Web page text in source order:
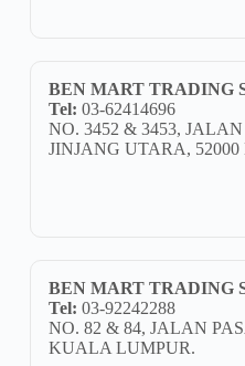
BEN MART TRADING
Tel: 03-62414696
NO. 3452 & 3453,
JINJANG UTARA,
BEN MART TRADING
Tel: 03-92242288
NO. 82 & 84, JALAN
KUALA LUMPUR.